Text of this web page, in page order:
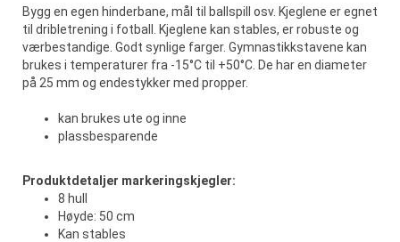
Bygg en egen hinderbane, mål til ballspill osv. Kjeglene er egnet
til dribletrening i fotball. Kjeglene kan stables, er robuste og
værbestandige. Godt synlige farger. Gymnastikkstavene kan
brukes i temperaturer fra -15°C til +50°C. De har en diameter
på 25 mm og endestykker med propper.
kan brukes ute og inne
plassbesparende
Produktdetaljer markeringskjegler:
8 hull
Høyde: 50 cm
Kan stables